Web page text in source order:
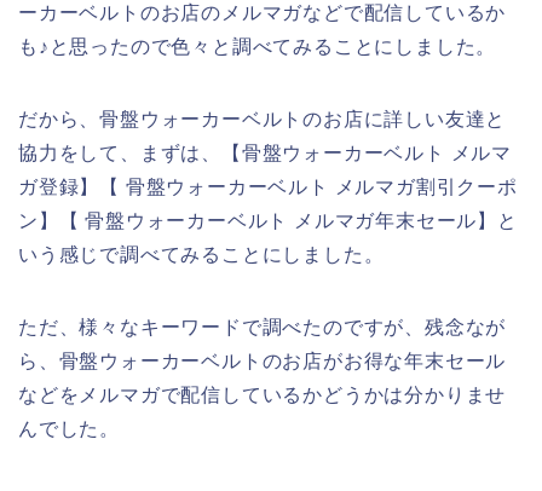
ーカーベルトのお店のメルマガなどで配信しているか
も♪と思ったので色々と調べてみることにしました。
だから、骨盤ウォーカーベルトのお店に詳しい友達と
協力をして、まずは、【骨盤ウォーカーベルト メルマ
ガ登録】【 骨盤ウォーカーベルト メルマガ割引クーポ
ン】【 骨盤ウォーカーベルト メルマガ年末セール】と
いう感じで調べてみることにしました。
ただ、様々なキーワードで調べたのですが、残念なが
ら、骨盤ウォーカーベルトのお店がお得な年末セール
などをメルマガで配信しているかどうかは分かりませ
んでした。